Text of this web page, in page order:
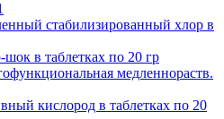
стабилизированный хлор в
в таблетках по 20 гр
медленнораств.
кислород в таблетках по 20